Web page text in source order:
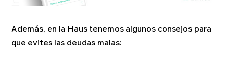
Además, en la Haus tenemos algunos consejos para
que evites las deudas malas: